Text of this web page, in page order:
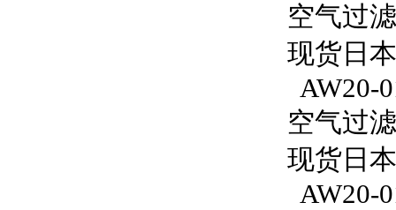
空气过
现货日
AW20-
空气过
现货日
AW20-